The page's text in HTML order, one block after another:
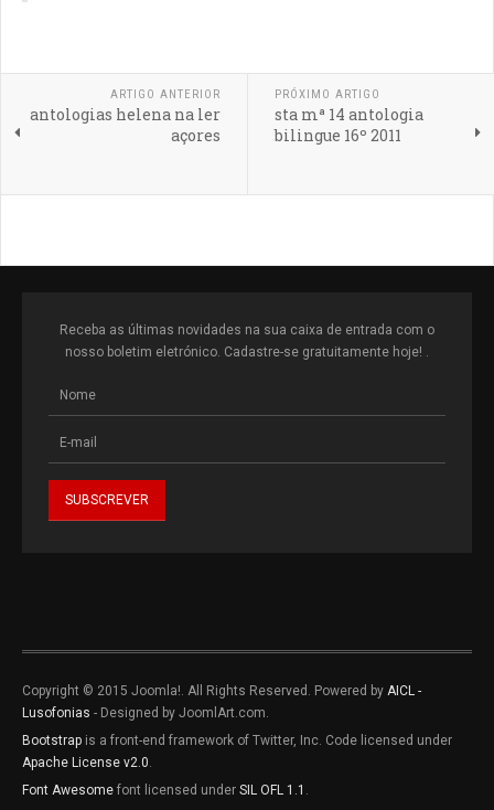
ARTIGO ANTERIOR
antologias helena na ler
açores
PRÓXIMO ARTIGO
sta mª 14 antologia
bilingue 16º 2011
Receba as últimas novidades na sua caixa de entrada com o
nosso boletim eletrónico. Cadastre-se gratuitamente hoje! .
Copyright © 2015 Joomla!. All Rights Reserved. Powered by AICL -
Lusofonias - Designed by JoomlArt.com.
Bootstrap is a front-end framework of Twitter, Inc. Code licensed under
Apache License v2.0.
Font Awesome font licensed under SIL OFL 1.1 .